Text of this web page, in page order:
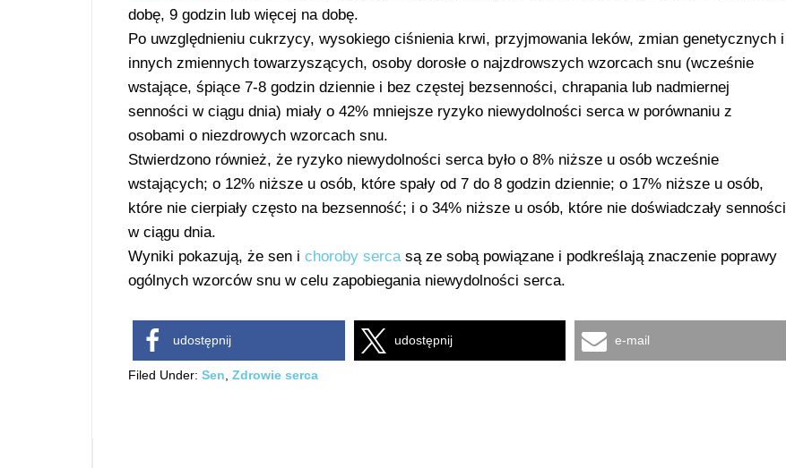
dobę, 9 godzin lub więcej na dobę.
Po uwzględnieniu cukrzycy, wysokiego ciśnienia krwi, przyjmowania leków, zmian genetycznych i
innych zmiennych towarzyszących, osoby dorosłe o najzdrowszych wzorcach snu (wcześnie
wstające, śpiące 7-8 godzin dziennie i bez częstej bezsenności, chrapania lub nadmiernej
senności w ciągu dnia) miały o 42% mniejsze ryzyko niewydolności serca w porównaniu z
osobami o niezdrowych wzorcach snu.
Stwierdzono również, że ryzyko niewydolności serca było o 8% niższe u osób wcześnie
wstających; o 12% niższe u osób, które spały od 7 do 8 godzin dziennie; o 17% niższe u osób,
które nie cierpiały często na bezsenność; i o 34% niższe u osób, które nie doświadczały senności
w ciągu dnia.
Wyniki pokazują, że sen i choroby sercasą ze sobą powiązane i podkreślają znaczenie poprawy
ogólnych wzorców snu w celu zapobiegania niewydolności serca.
udostępnij udostępnij e-mail
Filed Under: Sen Zdrowie serca